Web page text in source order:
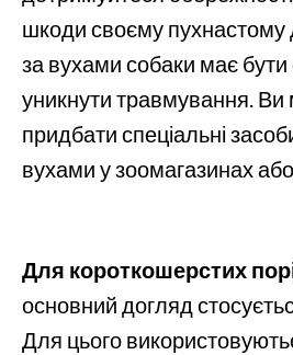
шкоди своєму пухнастому
за вухами собаки має
уникнути травмування. Ви
придбати спеціальні
вухами у зоомагазинах
Для короткошерстих
основний догляд
Для цього